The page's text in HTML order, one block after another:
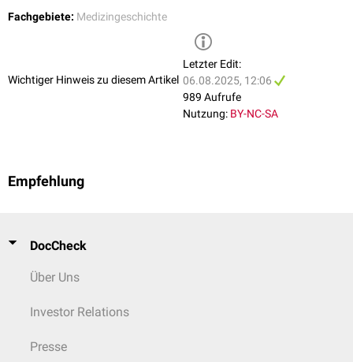
Fachgebiete: Medizingeschichte
Wichtiger Hinweis zu diesem Artikel
Letzter Edit:
06.08.2025, 12:06
989 Aufrufe
Nutzung: BY-NC-SA
Empfehlung
DocCheck
Über Uns
Investor Relations
Presse